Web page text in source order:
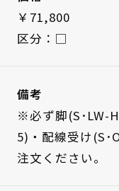
￥71,800
区分：□
備考
※必ず脚(S･LW-
5)・配線受け(S･
注文ください。